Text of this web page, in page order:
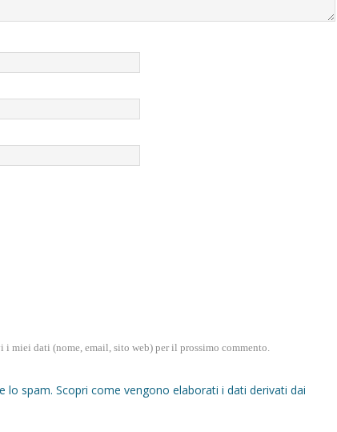
miei dati (nome, email, sito web) per il prossimo commento.
lo spam. Scopri come vengono elaborati i dati derivati dai